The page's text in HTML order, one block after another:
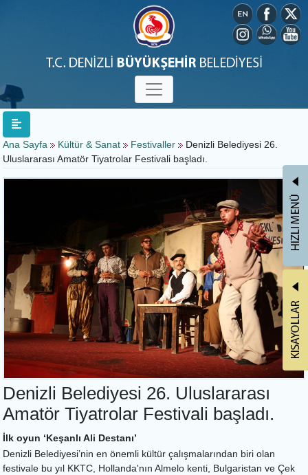
Ana Sayfa Kültür & Sanat Festivaller
Denizli Belediyesi 26.
Uluslararası Amatör Tiyatrolar Festivali başladı.
Denizli Belediyesi 26. Uluslararası
Amatör Tiyatrolar Festivali başladı.
İlk oyun ‘Keşanlı Ali Destanı’
Denizli Belediyesi’nin en önemli kültür çalışmalarından biri olan
festivale bu yıl KKTC, Hollanda'nın Almelo kenti, Bulgaristan ve Çek